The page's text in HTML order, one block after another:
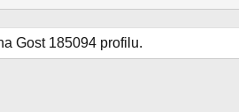
Gost 185094 profilu.